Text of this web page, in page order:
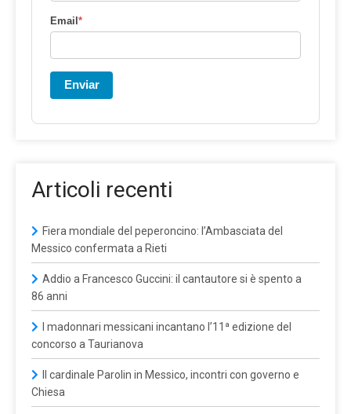
Email*
Enviar
Articoli recenti
Fiera mondiale del peperoncino: l’Ambasciata del
Messico confermata a Rieti
Addio a Francesco Guccini: il cantautore si è spento a
86 anni
I madonnari messicani incantano l’11ª edizione del
concorso a Taurianova
Il cardinale Parolin in Messico, incontri con governo e
Chiesa